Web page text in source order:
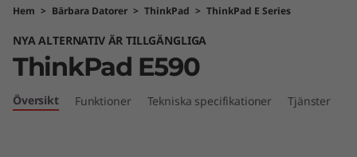
P
a
d
E
Hem > Bärbara Datorer > ThinkPad > ThinkPad E Series
NYA ALTERNATIV ÄR TILLGÄNGLIGA
ThinkPad E590
Översikt Funktioner Tekniska specifikationer Tjänster